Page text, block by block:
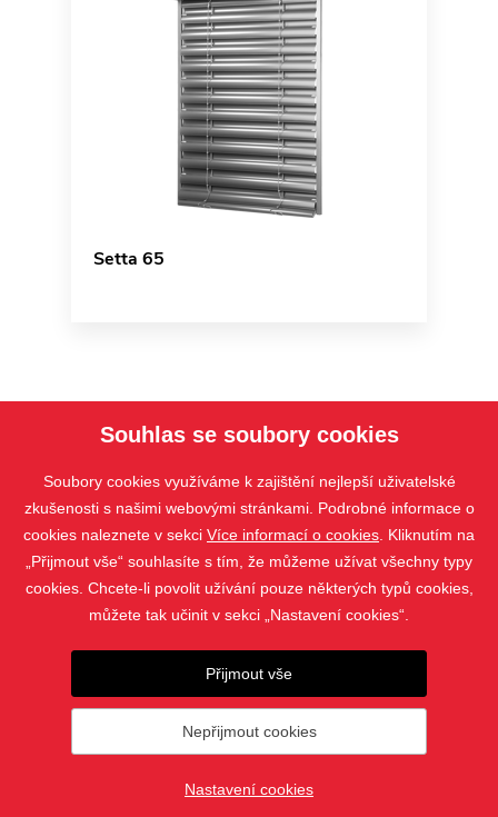
Setta 65
PRODUKTY
vytvořilwebProgress
Souhlas se soubory cookies
Soubory cookies využíváme k zajištění nejlepší uživatelské
zkušenosti s našimi webovými stránkami. Podrobné informace o
cookies naleznete v sekci Více informací o cookies . Kliknutím na
„Přijmout vše“ souhlasíte s tím, že můžeme užívat všechny typy
cookies. Chcete-li povolit užívání pouze některých typů cookies,
můžete tak učinit v sekci „Nastavení cookies“.
Přijmout vše
Nepřijmout cookies
Nastavení cookies